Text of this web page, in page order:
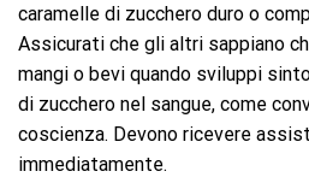
caramelle di zucchero duro o
Assicurati che gli altri sappiano
mangi o bevi quando sviluppi
di zucchero nel sangue, come
coscienza. Devono ricevere
immediatamente.